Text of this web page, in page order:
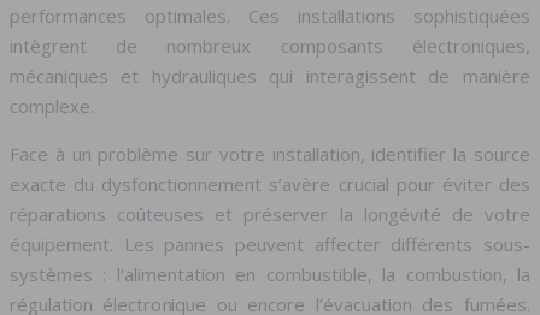
performances optimales. Ces installations sophistiquées
intègrent de nombreux composants électroniques,
mécaniques et hydrauliques qui interagissent de manière
complexe.
Face à un problème sur votre installation, identifier la source
exacte du dysfonctionnement s’avère crucial pour éviter des
réparations coûteuses et préserver la longévité de votre
équipement. Les pannes peuvent affecter différents sous-
systèmes : l’alimentation en combustible, la combustion, la
régulation électronique ou encore l’évacuation des fumées.